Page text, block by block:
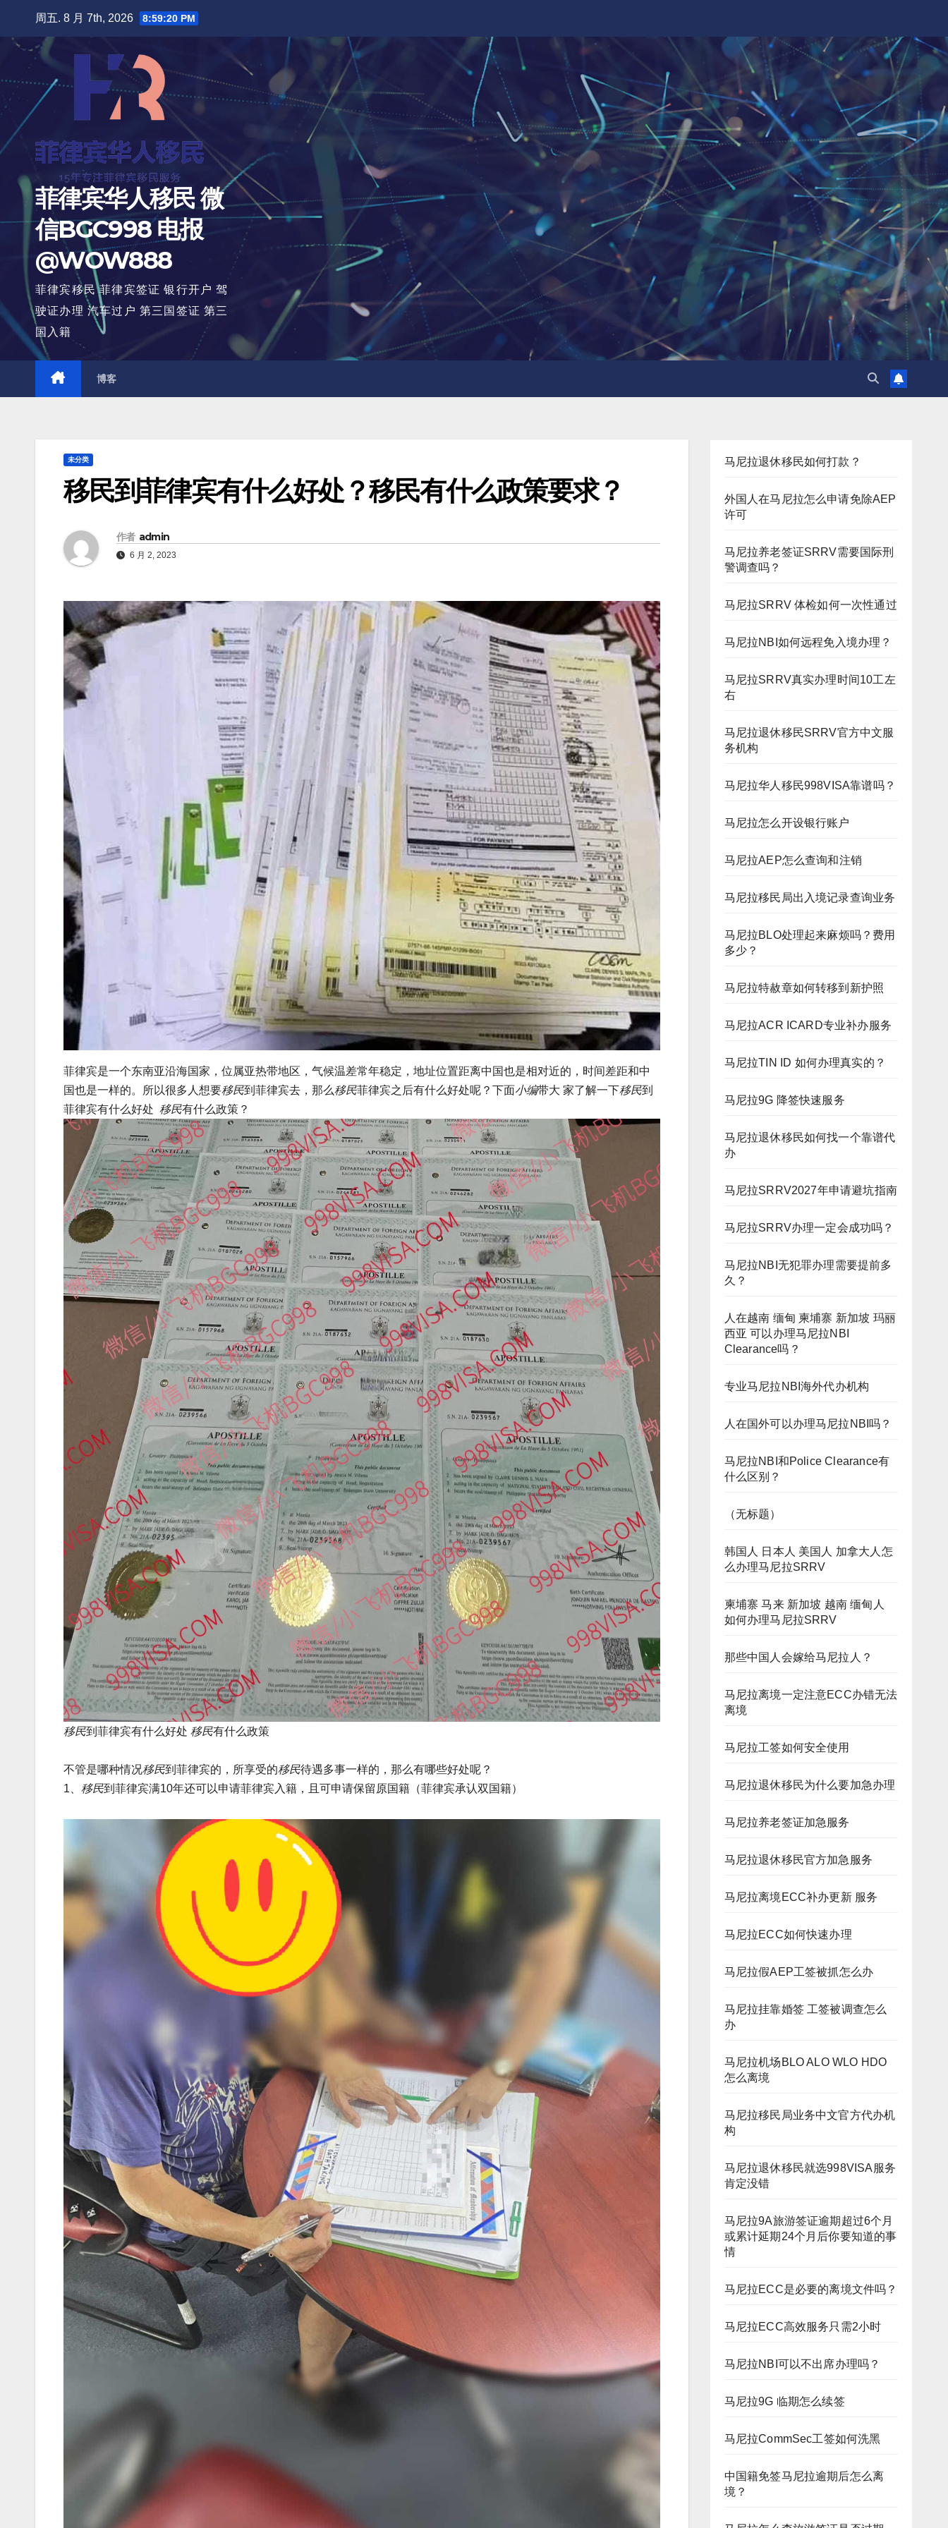
周五. 8 月 7th, 2026 8:59:22 PM
菲律宾华人移民 微
信BGC998 电报
@WOW888
菲律宾移民 菲律宾签证 银行开户 驾
驶证办理 汽车过户 第三国签证 第三
国入籍
博客
未分类
移民到菲律宾有什么好处？移民有什么政策要求？
作者 admin
6 月 2, 2023
菲律宾是一个东南亚沿海国家，位属亚热带地区，气候温差常年稳定，地址位置距离中国也是相对近的，时间差距和中
国也是一样的。所以很多人想要移民到菲律宾去，那么移民菲律宾之后有什么好处呢？下面小编带大 家了解一下移民到
菲律宾有什么好处 移民有什么政策？
移民到菲律宾有什么好处 移民有什么政策
不管是哪种情况移民到菲律宾的，所享受的移民待遇多事一样的，那么有哪些好处呢？
1、 移民到菲律宾满10年还可以申请菲律宾入籍，且可申请保留原国籍（菲律宾承认双国籍）
马尼拉退休移民如何打款？
外国人在马尼拉怎么申请免除AEP
许可
马尼拉养老签证SRRV需要国际刑
警调查吗？
马尼拉SRRV 体检如何一次性通过
马尼拉NBI如何远程免入境办理？
马尼拉SRRV真实办理时间10工左
右
马尼拉退休移民SRRV官方中文服
务机构
马尼拉华人移民998VISA靠谱吗？
马尼拉怎么开设银行账户
马尼拉AEP怎么查询和注销
马尼拉移民局出入境记录查询业务
马尼拉BLO处理起来麻烦吗？费用
多少？
马尼拉特赦章如何转移到新护照
马尼拉ACR ICARD专业补办服务
马尼拉TIN ID 如何办理真实的？
马尼拉9G 降签快速服务
马尼拉退休移民如何找一个靠谱代
办
马尼拉SRRV2027年申请避坑指南
马尼拉SRRV办理一定会成功吗？
马尼拉NBI无犯罪办理需要提前多
久？
人在越南 缅甸 柬埔寨 新加坡 玛丽
西亚 可以办理马尼拉NBI
Clearance吗？
专业马尼拉NBI海外代办机构
人在国外可以办理马尼拉NBI吗？
马尼拉NBI和Police Clearance有
什么区别？
（无标题）
韩国人 日本人 美国人 加拿大人怎
么办理马尼拉SRRV
柬埔寨 马来 新加坡 越南 缅甸人
如何办理马尼拉SRRV
那些中国人会嫁给马尼拉人？
马尼拉离境一定注意ECC办错无法
离境
马尼拉工签如何安全使用
马尼拉退休移民为什么要加急办理
马尼拉养老签证加急服务
马尼拉退休移民官方加急服务
马尼拉离境ECC补办更新 服务
马尼拉ECC如何快速办理
马尼拉假AEP工签被抓怎么办
马尼拉挂靠婚签 工签被调查怎么
办
马尼拉机场BLO ALO WLO HDO
怎么离境
马尼拉移民局业务中文官方代办机
构
马尼拉退休移民就选998VISA服务
肯定没错
马尼拉9A旅游签证逾期超过6个月
或累计延期24个月后你要知道的事
情
马尼拉ECC是必要的离境文件吗？
马尼拉ECC高效服务只需2小时
马尼拉NBI可以不出席办理吗？
马尼拉9G 临期怎么续签
马尼拉CommSec工签如何洗黑
中国籍免签马尼拉逾期后怎么离
境？